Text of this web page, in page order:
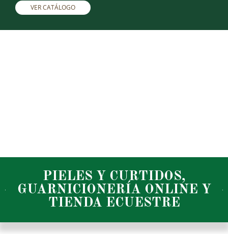
VER CATÁLOGO
PIELES Y CURTIDOS,
GUARNICIONERÍA ONLINE Y
TIENDA ECUESTRE